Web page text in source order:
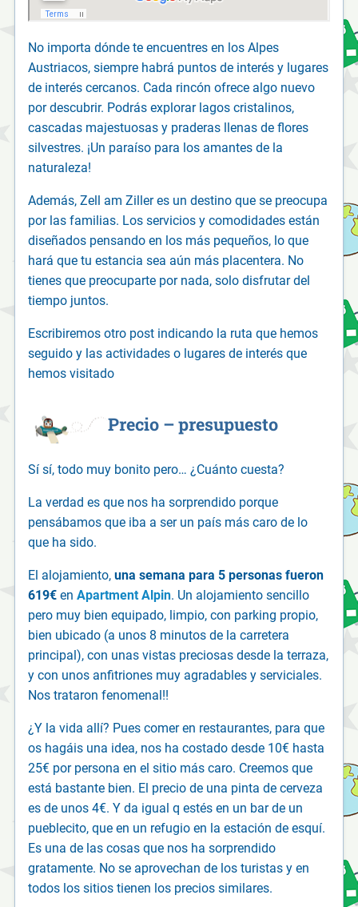
No importa dónde te encuentres en los Alpes
Austriacos, siempre habrá puntos de interés y lugares
de interés cercanos. Cada rincón ofrece algo nuevo
por descubrir. Podrás explorar lagos cristalinos,
cascadas majestuosas y praderas llenas de flores
silvestres. ¡Un paraíso para los amantes de la
naturaleza!
Además, Zell am Ziller es un destino que se preocupa
por las familias. Los servicios y comodidades están
diseñados pensando en los más pequeños, lo que
hará que tu estancia sea aún más placentera. No
tienes que preocuparte por nada, solo disfrutar del
tiempo juntos.
Escribiremos otro post indicando la ruta que hemos
seguido y las actividades o lugares de interés que
hemos visitado
Precio – presupuesto
Sí sí, todo muy bonito pero… ¿Cuánto cuesta?
La verdad es que nos ha sorprendido porque
pensábamos que iba a ser un país más caro de lo
que ha sido.
El alojamiento, una semana para 5 personas fueron
619€ enApartment Alpin. Un alojamiento sencillo
pero muy bien equipado, limpio, con parking propio,
bien ubicado (a unos 8 minutos de la carretera
principal), con unas vistas preciosas desde la terraza,
y con unos anfitriones muy agradables y serviciales.
Nos trataron fenomenal!!
¿Y la vida allí? Pues comer en restaurantes, para que
os hagáis una idea, nos ha costado desde 10€ hasta
25€ por persona en el sitio más caro. Creemos que
está bastante bien. El precio de una pinta de cerveza
es de unos 4€. Y da igual q estés en un bar de un
pueblecito, que en un refugio en la estación de esquí.
Es una de las cosas que nos ha sorprendido
gratamente. No se aprovechan de los turistas y en
todos los sitios tienen los precios similares.